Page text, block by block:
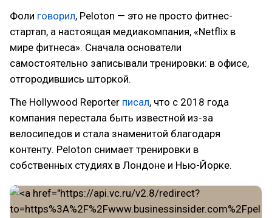
Фоли говорил, Peloton — это не просто фитнес-
стартап, а настоящая медиакомпания, «Netflix в
мире фитнеса». Сначала основатели
самостоятельно записывали тренировки: в офисе,
отгородившись шторкой.
The Hollywood Reporter писал, что с 2018 года
компания перестала быть известной из-за
велосипедов и стала знаменитой благодаря
контенту. Peloton снимает тренировки в
собственных студиях в Лондоне и Нью-Йорке.